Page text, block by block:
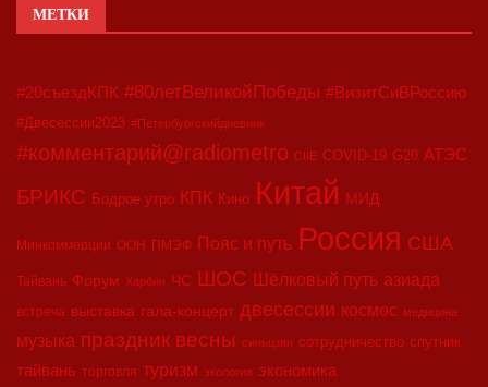
МЕТКИ
#20съездКПК #80летВеликойПобеды #ВизитСиВРоссию
#Двесессии2023 #Петербургскийдневник
#комментарий@radiometro CIIE COVID-19 G20 АТЭС
БРИКС Бодрое утро КПК Кино Китай МИД
Минкоммерции ООН ПМЭФ Пояс и путь Россия США
Тайвань Форум Харбин ЧС ШОС Шёлковый путь азиада
встреча выставка гала-концерт двесессии космос медицина
музыка праздник весны синьцзян сотрудничество спутник
тайвань торговля туризм экология экономика